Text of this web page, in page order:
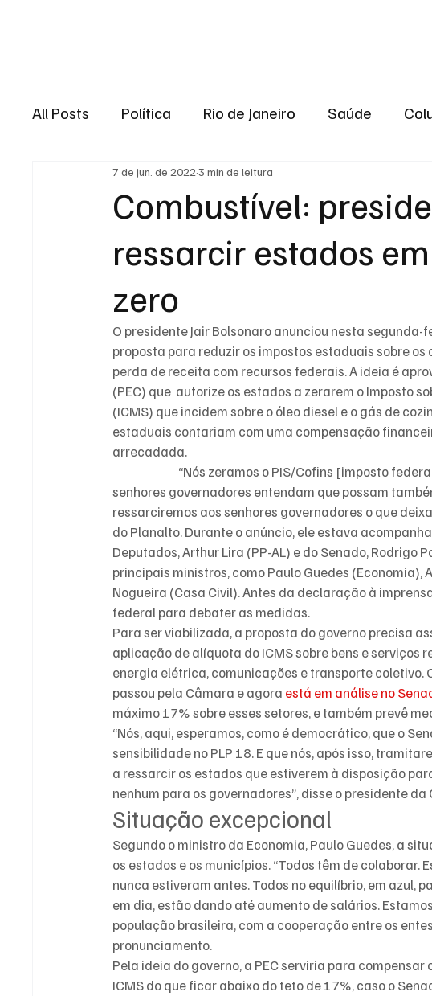
All Posts Política Rio de Janeiro Saúde
Região dos lagos Baixada Fluminense
Niterói Zona Oeste Região
Entretenimento
Combustível:
ressarcir estados
zero
7 de jun. de 2022 3 min de leitura
O presidente Jair Bolsonaro anunciou nesta
proposta para reduzir os impostos estaduais sobre
perda de receita com recursos federais. A ideia é
(PEC) que  autorize os estados a zerarem o Imposto
(ICMS) que incidem sobre o óleo diesel e o gás de
estaduais contariam com uma compensação
arrecadada.
“Nós zeramos o PIS/Cofins [imposto
senhores governadores entendam que possam
ressarciremos aos senhores governadores o que
do Planalto. Durante o anúncio, ele estava
Deputados, Arthur Lira (PP-AL) e do Senado, Rodrigo
principais ministros, como Paulo Guedes (Economia),
Nogueira (Casa Civil). Antes da declaração à
federal para debater as medidas.
Para ser viabilizada, a proposta do governo precisa
aplicação de alíquota do ICMS sobre bens e serviços
energia elétrica, comunicações e transporte coletivo.
passou pela Câmara e agora está em análise no
máximo 17% sobre esses setores, e também prevê
“Nós, aqui, esperamos, como é democrático, que o
sensibilidade no PLP 18. E que nós, após isso,
a ressarcir os estados que estiverem à disposição
nenhum para os governadores”, disse o presidente da
Situação excepcional
Segundo o ministro da Economia, Paulo Guedes, a
os estados e os municípios. “Todos têm de
nunca estiveram antes. Todos no equilíbrio, em azul,
em dia, estão dando até aumento de salários.
população brasileira, com a cooperação entre os
pronunciamento.
Pela ideia do governo, a PEC serviria para
ICMS do que ficar abaixo do teto de 17%, caso o